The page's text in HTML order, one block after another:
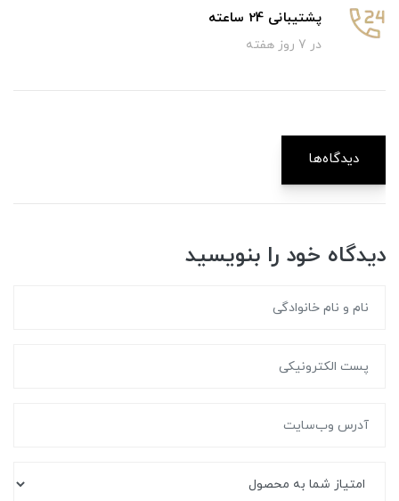
پشتیبانی 24 ساعته
در 7 روز هفته
دیدگاه‌ها
دیدگاه خود را بنویسید